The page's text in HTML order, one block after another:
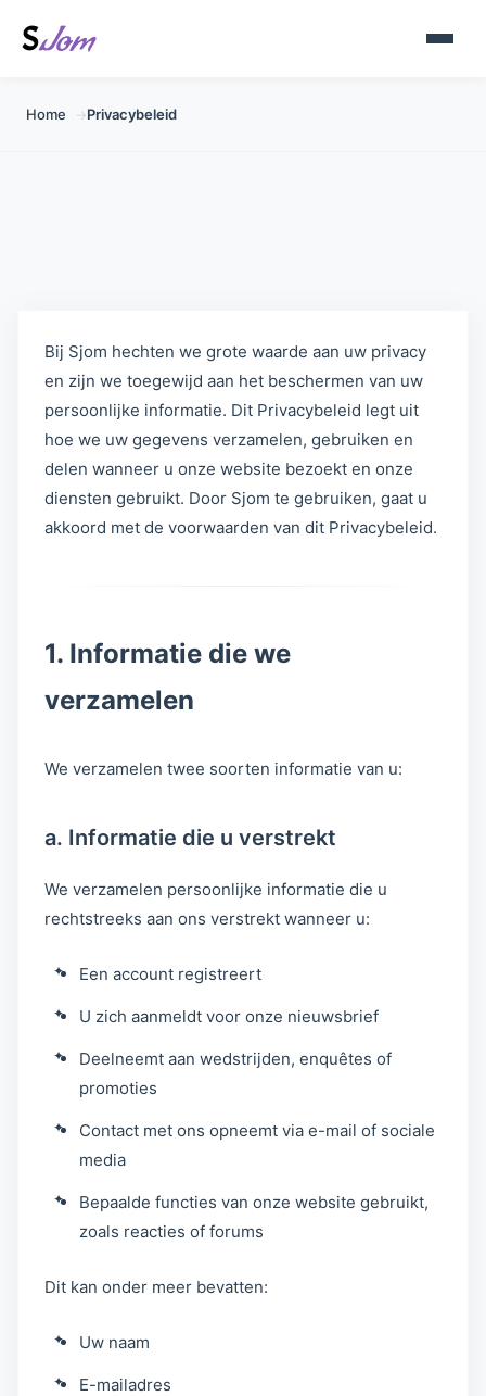
Home →Privacybeleid
Bij Sjom hechten we grote waarde aan uw privacy
en zijn we toegewijd aan het beschermen van uw
persoonlijke informatie. Dit Privacybeleid legt uit
hoe we uw gegevens verzamelen, gebruiken en
delen wanneer u onze website bezoekt en onze
diensten gebruikt. Door Sjom te gebruiken, gaat u
akkoord met de voorwaarden van dit Privacybeleid.
1. Informatie die we
verzamelen
We verzamelen twee soorten informatie van u:
a. Informatie die u verstrekt
We verzamelen persoonlijke informatie die u
rechtstreeks aan ons verstrekt wanneer u:
Een account registreert
U zich aanmeldt voor onze nieuwsbrief
Deelneemt aan wedstrijden, enquêtes of
promoties
Contact met ons opneemt via e-mail of sociale
media
Bepaalde functies van onze website gebruikt,
zoals reacties of forums
Dit kan onder meer bevatten:
Uw naam
E-mailadres